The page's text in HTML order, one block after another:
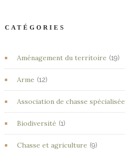
CATÉGORIES
Aménagement du territoire (19)
Arme (12)
Association de chasse spécialisée
Biodiversité (1)
Chasse et agriculture (9)